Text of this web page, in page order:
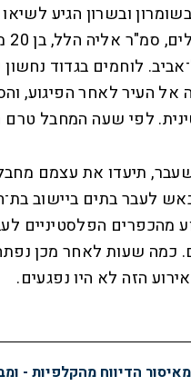
ובשרון הגיע
בן 20 מתל־אביב. לוחמים
העיר לאחר הפיגוע,
לפי שעה המחבל טרם
שעבר, תיעדו את עצמם
לעבר בתים ביישוב
מהכפרים הפלסטיניים
שעות לאחר מכן נפתח
הזה לא היו נפגעים.
הדיווח מהקלפיות -